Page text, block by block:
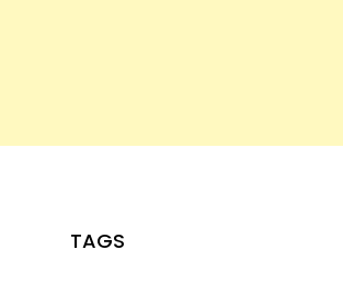
TAGS